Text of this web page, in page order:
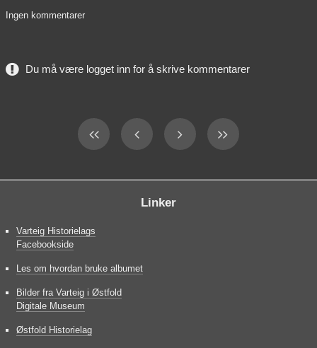
Ingen kommentarer
Du må være logget inn for å skrive kommentarer
Linker
Varteig Historielags
Facebookside
Les om hvordan bruke albumet
Bilder fra Varteig i Østfold
Digitale Museum
Østfold Historielag